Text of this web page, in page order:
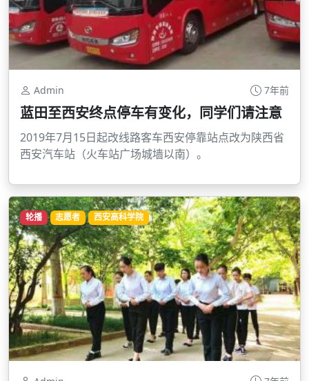
Admin 7年前
蓝田至西安终点停车有变化，同学们请注意
2019年7月15日起改线路客车西安停靠站点改为陕西省
西安汽车站（火车站广场城墙以南）。
轮播 志愿者 西安高科学院